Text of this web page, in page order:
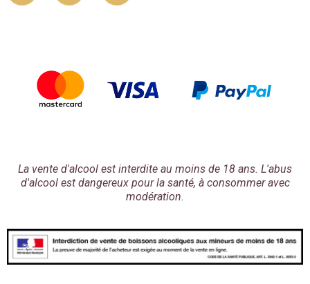
La vente d'alcool est interdite au moins de 18 ans. L'abus
d'alcool est dangereux pour la santé, à consommer avec
modération.